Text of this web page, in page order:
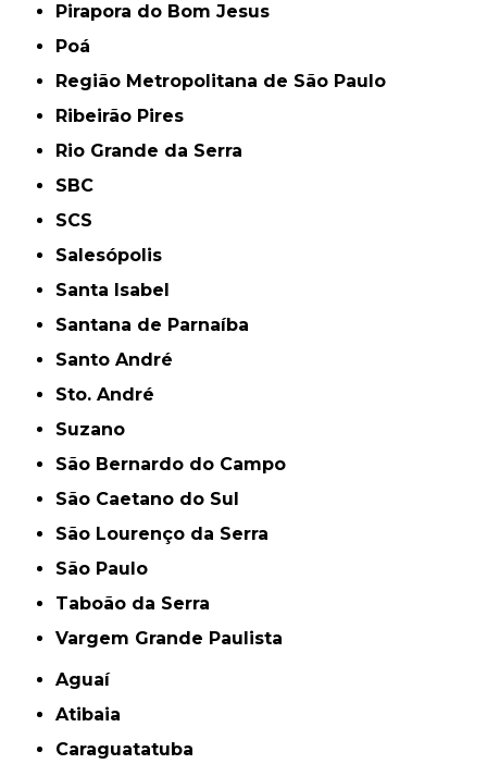
Pirapora do Bom Jesus
Poá
Região Metropolitana de São Paulo
Ribeirão Pires
Rio Grande da Serra
SBC
SCS
Salesópolis
Santa Isabel
Santana de Parnaíba
Santo André
Sto. André
Suzano
São Bernardo do Campo
São Caetano do Sul
São Lourenço da Serra
São Paulo
Taboão da Serra
Vargem Grande Paulista
Aguaí
Atibaia
Caraguatatuba